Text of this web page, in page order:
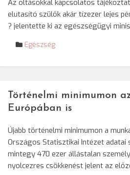
Az oltásokkal kapcsolatos
elutasító szülők akár tízezer lejes
? jelentette ki az egészségügyi
Egészség
Történelmi minimumon
Európában is
Újabb történelmi minimumon a
Országos Statisztikai Intézet adatai
mintegy 470 ezer állástalan
nyolcezres csökkenést jelent az